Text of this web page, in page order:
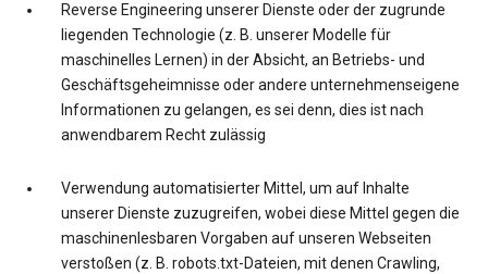
Reverse Engineering unserer Dienste oder der zugrunde
liegenden Technologie (z. B. unserer Modelle für
maschinelles Lernen) in der Absicht, an Betriebs- und
Geschäftsgeheimnisse oder andere unternehmenseigene
Informationen zu gelangen, es sei denn, dies ist nach
anwendbarem Recht zulässig
Verwendung automatisierter Mittel, um auf Inhalte
unserer Dienste zuzugreifen, wobei diese Mittel gegen die
maschinenlesbaren Vorgaben auf unseren Webseiten
verstoßen (z. B. robots.txt-Dateien, mit denen Crawling,